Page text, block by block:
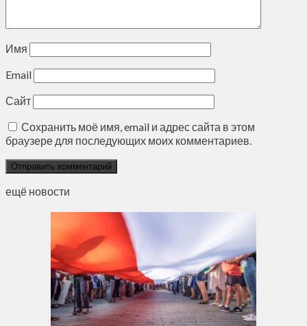
Имя
Email
Сайт
Сохранить моё имя, email и адрес сайта в этом
браузере для последующих моих комментариев.
ещё новости